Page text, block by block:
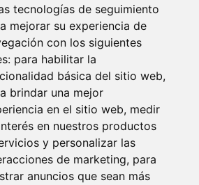
tecnologías de seguimiento
mejorar su experiencia de
con los siguientes
para habilitar la
básica del sitio web,
brindar una mejor
en el sitio web, medir
en nuestros productos
y personalizar las
de marketing, para
anuncios que sean más
WINNICK: LA ACTRIZ MAS GUAPA DE
2013
(EMILY BETT RICKARDS), LAS FOTOS
DE LA ALIADA DE ARROW
30, 2013
TODA TU HISTORIA. EPISODIO 3.
2012